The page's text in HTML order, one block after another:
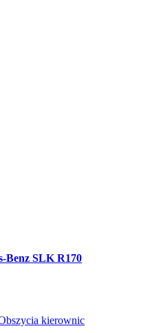
Benz SLK R170
kierownic